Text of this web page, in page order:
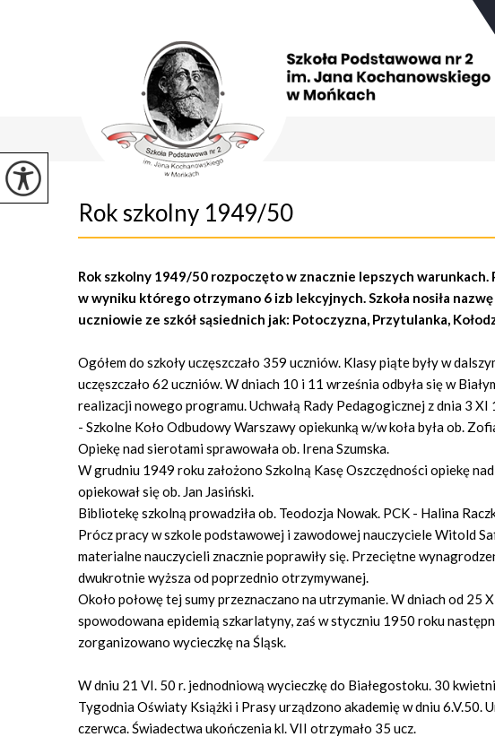
Rok szkolny 1949/50
Rok szkolny 1949/50 rozpoczęto w znacznie lepszych
w wyniku którego otrzymano 6 izb lekcyjnych. Szkoła nosiła
uczniowie ze szkół sąsiednich jak: Potoczyzna, Przytulanka,
Ogółem do szkoły uczęszczało 359 uczniów. Klasy piąte były w
uczęszczało 62 uczniów. W dniach 10 i 11 września odbyła się w
realizacji nowego programu. Uchwałą Rady Pedagogicznej z dnia 3
- Szkolne Koło Odbudowy Warszawy opiekunką w/w koła była ob.
Opiekę nad sierotami sprawowała ob. Irena Szumska.
W grudniu 1949 roku założono Szkolną Kasę Oszczędności opiekę
opiekował się ob. Jan Jasiński.
Bibliotekę szkolną prowadziła ob. Teodozja Nowak. PCK - Halina
Prócz pracy w szkole podstawowej i zawodowej nauczyciele Witold
materialne nauczycieli znacznie poprawiły się. Przeciętne
dwukrotnie wyższa od poprzednio otrzymywanej.
Około połowę tej sumy przeznaczano na utrzymanie. W dniach od 25
spowodowana epidemią szkarlatyny, zaś w styczniu 1950 roku
zorganizowano wycieczkę na Śląsk.
W dniu 21 VI. 50 r. jednodniową wycieczkę do Białegostoku. 30
Tygodnia Oświaty Książki i Prasy urządzono akademię w dniu 6.V.50.
czerwca. Świadectwa ukończenia kl. VII otrzymało 35 ucz.